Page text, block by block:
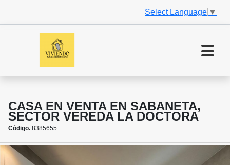
Select Language ▼
CASA EN VENTA EN SABANETA,
SECTOR VEREDA LA DOCTORA
Código. 8385655